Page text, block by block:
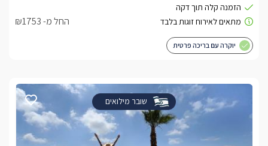
החל מ- ₪1753
יוקרה עם בריכה פרטית
שובר מילואים